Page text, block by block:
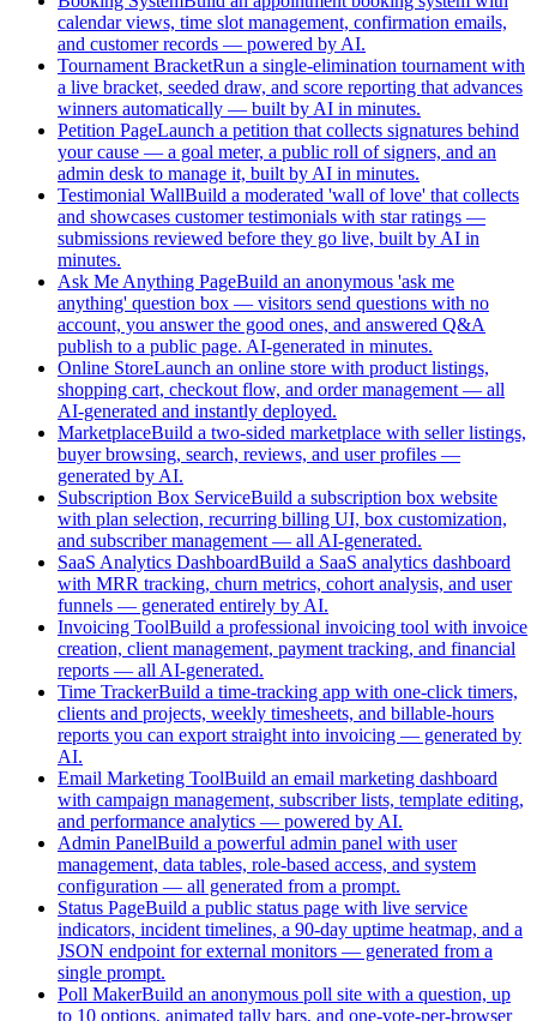
calendar views, time slot management, confirmation emails,
and customer records — powered by AI.
Tournament BracketRun a single-elimination tournament with
a live bracket, seeded draw, and score reporting that advances
winners automatically — built by AI in minutes.
Petition PageLaunch a petition that collects signatures behind
your cause — a goal meter, a public roll of signers, and an
admin desk to manage it, built by AI in minutes.
Testimonial WallBuild a moderated 'wall of love' that collects
and showcases customer testimonials with star ratings —
submissions reviewed before they go live, built by AI in
minutes.
Ask Me Anything PageBuild an anonymous 'ask me
anything' question box — visitors send questions with no
account, you answer the good ones, and answered Q&A
publish to a public page. AI-generated in minutes.
Online StoreLaunch an online store with product listings,
shopping cart, checkout flow, and order management — all
AI-generated and instantly deployed.
MarketplaceBuild a two-sided marketplace with seller listings,
buyer browsing, search, reviews, and user profiles —
generated by AI.
Subscription Box ServiceBuild a subscription box website
with plan selection, recurring billing UI, box customization,
and subscriber management — all AI-generated.
SaaS Analytics DashboardBuild a SaaS analytics dashboard
with MRR tracking, churn metrics, cohort analysis, and user
funnels — generated entirely by AI.
Invoicing ToolBuild a professional invoicing tool with invoice
creation, client management, payment tracking, and financial
reports — all AI-generated.
Time TrackerBuild a time-tracking app with one-click timers,
clients and projects, weekly timesheets, and billable-hours
reports you can export straight into invoicing — generated by
AI.
Email Marketing ToolBuild an email marketing dashboard
with campaign management, subscriber lists, template editing,
and performance analytics — powered by AI.
Admin PanelBuild a powerful admin panel with user
management, data tables, role-based access, and system
configuration — all generated from a prompt.
Status PageBuild a public status page with live service
indicators, incident timelines, a 90-day uptime heatmap, and a
JSON endpoint for external monitors — generated from a
single prompt.
Poll MakerBuild an anonymous poll site with a question, up
to 10 options, animated tally bars, and one-vote-per-browser